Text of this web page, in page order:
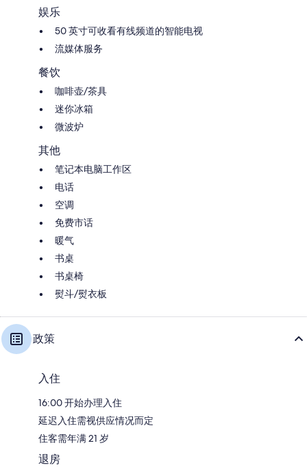
娱乐
50 英寸可收看有线频道的智能电视
流媒体服务
餐饮
咖啡壶/茶具
迷你冰箱
微波炉
其他
笔记本电脑工作区
电话
空调
免费市话
暖气
书桌
书桌椅
熨斗/熨衣板
政策
入住
16:00 开始办理入住
延迟入住需视供应情况而定
住客需年满 21 岁
退房